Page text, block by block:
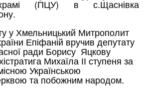
(ПЦУ) в с.Щаснівка
у Хмельницький Митрополит
Епіфаній вручив депутату
ради Борису Яцкову
Михаїла ІІ ступеня за
Українською
та побожним народом.